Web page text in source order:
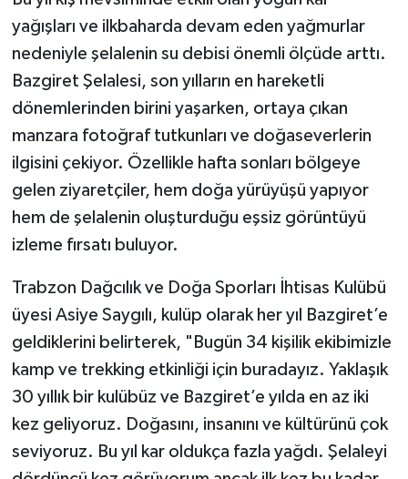
yağışları ve ilkbaharda devam eden yağmurlar
nedeniyle şelalenin su debisi önemli ölçüde arttı.
Bazgiret Şelalesi, son yılların en hareketli
dönemlerinden birini yaşarken, ortaya çıkan
manzara fotoğraf tutkunları ve doğaseverlerin
ilgisini çekiyor. Özellikle hafta sonları bölgeye
gelen ziyaretçiler, hem doğa yürüyüşü yapıyor
hem de şelalenin oluşturduğu eşsiz görüntüyü
izleme fırsatı buluyor.
Trabzon Dağcılık ve Doğa Sporları İhtisas Kulübü
üyesi Asiye Saygılı, kulüp olarak her yıl Bazgiret’e
geldiklerini belirterek, "Bugün 34 kişilik ekibimizle
kamp ve trekking etkinliği için buradayız. Yaklaşık
30 yıllık bir kulübüz ve Bazgiret’e yılda en az iki
kez geliyoruz. Doğasını, insanını ve kültürünü çok
seviyoruz. Bu yıl kar oldukça fazla yağdı. Şelaleyi